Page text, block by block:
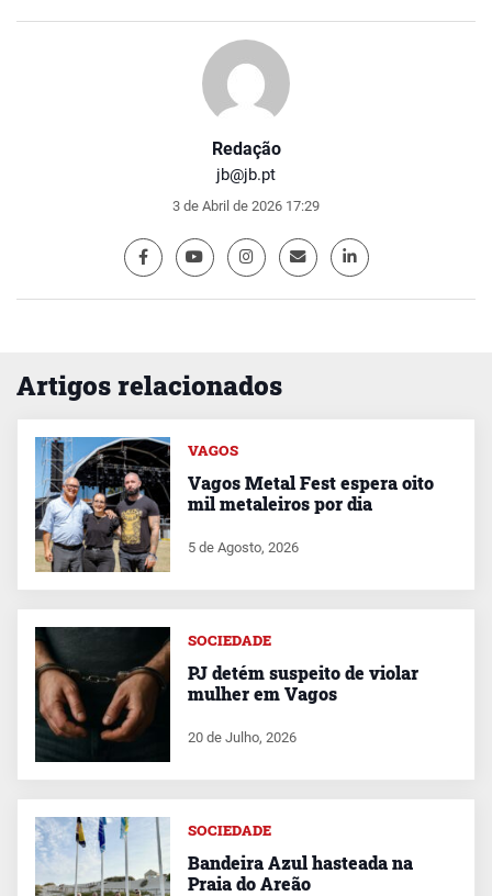
Redação
jb@jb.pt
3 de Abril de 2026 17:29
Artigos relacionados
VAGOS
Vagos Metal Fest espera oito
mil metaleiros por dia
5 de Agosto, 2026
SOCIEDADE
PJ detém suspeito de violar
mulher em Vagos
20 de Julho, 2026
SOCIEDADE
Bandeira Azul hasteada na
Praia do Areão